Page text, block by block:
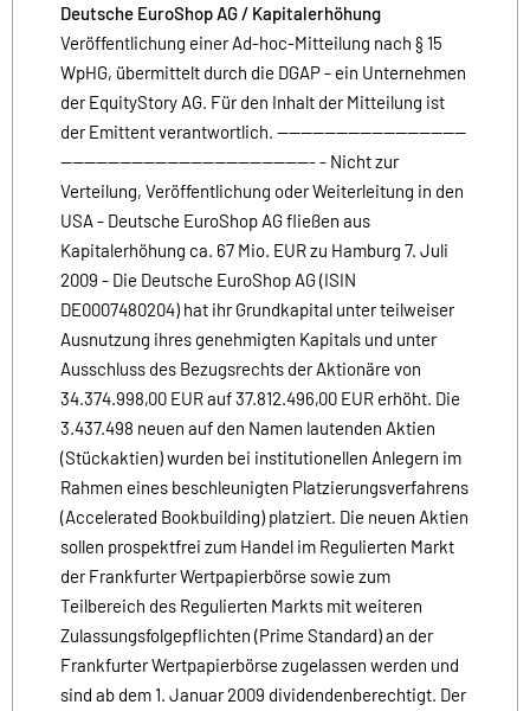
Deutsche EuroShop AG / Kapitalerhöhung
Veröffentlichung einer Ad-hoc-Mitteilung nach § 15
WpHG, übermittelt durch die DGAP - ein Unternehmen
der EquityStory AG. Für den Inhalt der Mitteilung ist
der Emittent verantwortlich. --------------------------------
------------------------------------------- - Nicht zur
Verteilung, Veröffentlichung oder Weiterleitung in den
USA - Deutsche EuroShop AG fließen aus
Kapitalerhöhung ca. 67 Mio. EUR zu Hamburg 7. Juli
2009 - Die Deutsche EuroShop AG (ISIN
DE0007480204) hat ihr Grundkapital unter teilweiser
Ausnutzung ihres genehmigten Kapitals und unter
Ausschluss des Bezugsrechts der Aktionäre von
34.374.998,00 EUR auf 37.812.496,00 EUR erhöht. Die
3.437.498 neuen auf den Namen lautenden Aktien
(Stückaktien) wurden bei institutionellen Anlegern im
Rahmen eines beschleunigten Platzierungsverfahrens
(Accelerated Bookbuilding) platziert. Die neuen Aktien
sollen prospektfrei zum Handel im Regulierten Markt
der Frankfurter Wertpapierbörse sowie zum
Teilbereich des Regulierten Markts mit weiteren
Zulassungsfolgepflichten (Prime Standard) an der
Frankfurter Wertpapierbörse zugelassen werden und
sind ab dem 1. Januar 2009 dividendenberechtigt. Der